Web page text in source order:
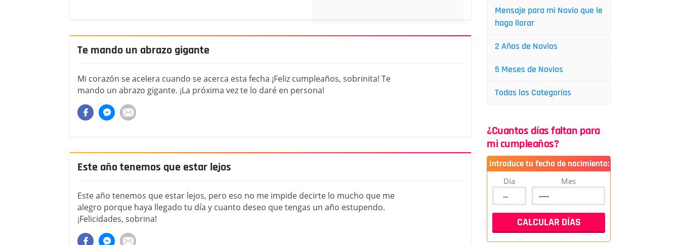
Te mando un abrazo gigante
Mi corazón se acelera cuando se acerca esta fecha ¡Feliz cumpleaños, sobrinita! Te
mando un abrazo gigante. ¡La próxima vez te lo daré en persona!
Este año tenemos que estar lejos
Este año tenemos que estar lejos, pero eso no me impide decirte lo mucho que me
alegro porque haya llegado tu día y cuanto deseo que tengas un año estupendo.
¡Felicidades, sobrina!
Mensaje para mi Novio que le
haga llorar
2 Años de Novios
5 Meses de Novios
Todas las Categorías
¿Cuantos días faltan para
mi cumpleaños?
Introduce tu fecha de nacimiento:
Día Mes